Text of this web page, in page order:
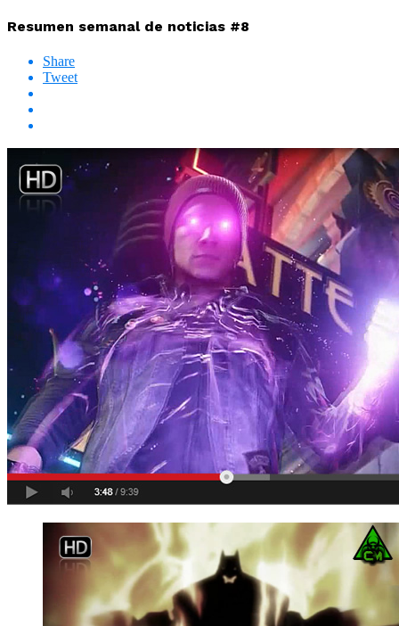
Resumen semanal de noticias #8
Share
Tweet